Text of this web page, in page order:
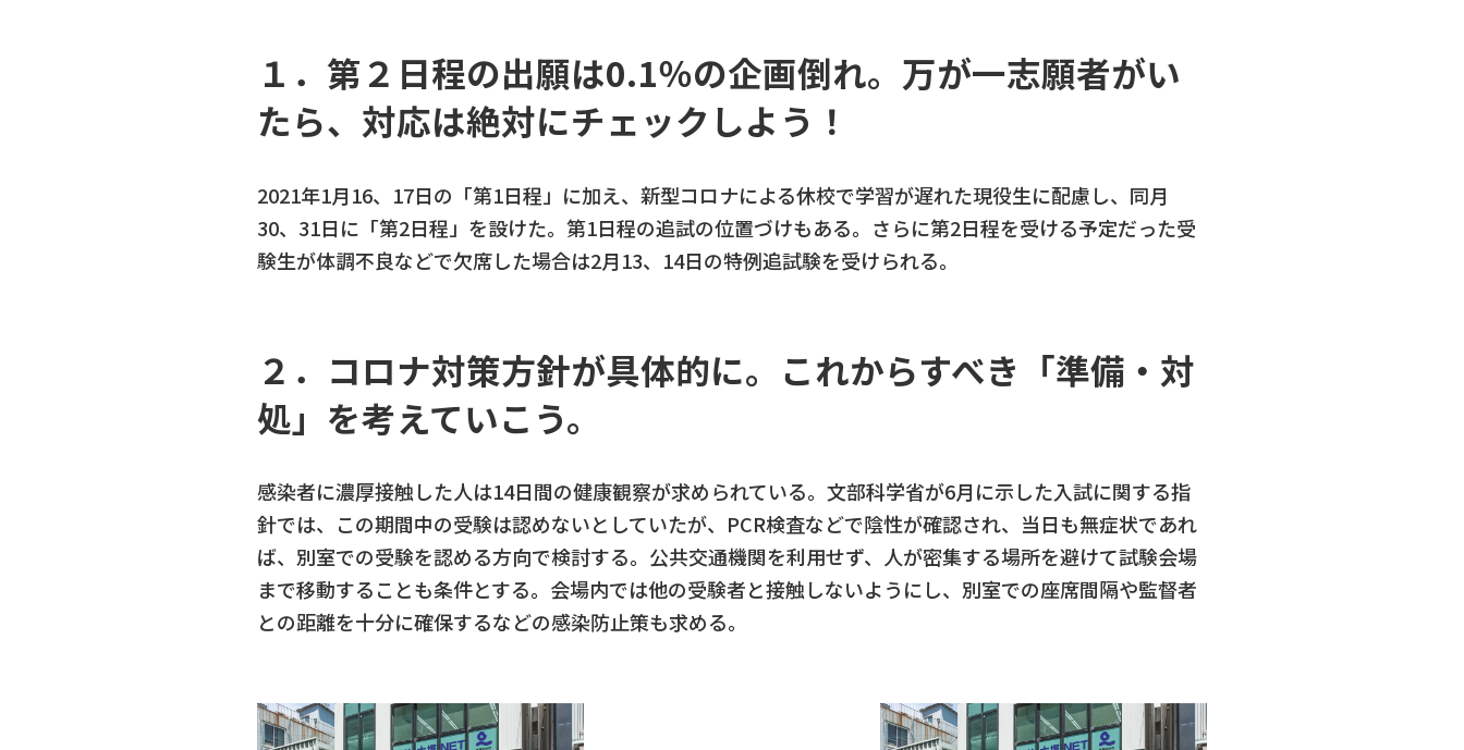
１．第２日程の出願は0.1％の企画倒れ。万が一志願者がい
たら、対応は絶対にチェックしよう！
2021年1月16、17日の「第1日程」に加え、新型コロナによる休校で学習が遅れた現役生に配慮し、同月
30、31日に「第2日程」を設けた。第1日程の追試の位置づけもある。さらに第2日程を受ける予定だった受
験生が体調不良などで欠席した場合は2月13、14日の特例追試験を受けられる。
２．コロナ対策方針が具体的に。これからすべき「準備・対
処」を考えていこう。
感染者に濃厚接触した人は14日間の健康観察が求められている。文部科学省が6月に示した入試に関する指
針では、この期間中の受験は認めないとしていたが、PCR検査などで陰性が確認され、当日も無症状であれ
ば、別室での受験を認める方向で検討する。公共交通機関を利用せず、人が密集する場所を避けて試験会場
まで移動することも条件とする。会場内では他の受験者と接触しないようにし、別室での座席間隔や監督者
との距離を十分に確保するなどの感染防止策も求める。